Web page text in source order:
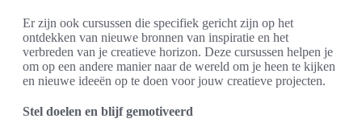
Er zijn ook cursussen die specifiek gericht zijn op het
ontdekken van nieuwe bronnen van inspiratie en het
verbreden van je creatieve horizon. Deze cursussen helpen je
om op een andere manier naar de wereld om je heen te kijken
en nieuwe ideeën op te doen voor jouw creatieve projecten.
Stel doelen en blijf gemotiveerd